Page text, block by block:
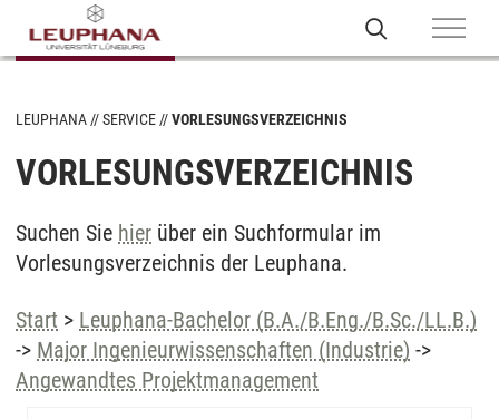
LEUPHANA SERVICE VORLESUNGSVERZEICHNIS
VORLESUNGSVERZEICHNIS
Suchen Sie hier über ein Suchformular im
Vorlesungsverzeichnis der Leuphana.
Start > Leuphana-Bachelor (B.A./B.Eng./B.Sc./LL.B.)
-> Major Ingenieurwissenschaften (Industrie) ->
Angewandtes Projektmanagement